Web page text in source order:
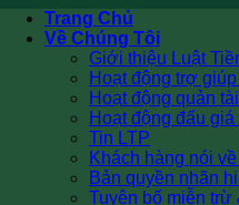
Trang Chủ
Về Chúng Tôi
Giới thiệu Luật
Hoạt động trợ
Hoạt động quản
Hoạt động đấu giá
Tin LTP
Khách hàng nói
Bản quyền nhãn
Tuyên bố miễn trừ